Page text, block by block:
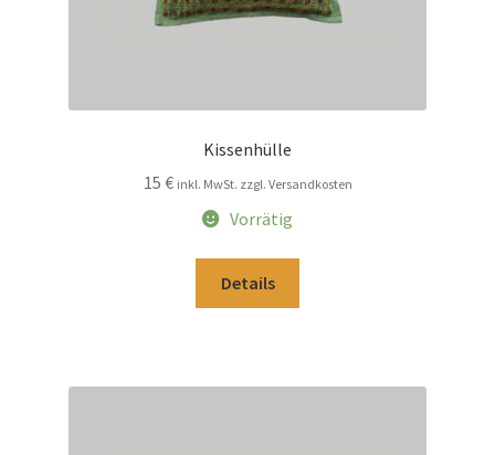
Kissenhülle
15 € inkl. MwSt. zzgl. Versandkosten
Vorrätig
Details